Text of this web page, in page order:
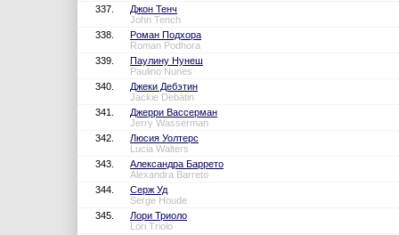
337.
Джон Тенч
John Tench
338.
Роман Подхора
Roman Podhora
339.
Паулину Нунеш
Paulino Nunes
340.
Джеки Дебэтин
Jackie Debatin
341.
Джерри Вассерман
Jerry Wasserman
342.
Люсия Уолтерс
Lucia Walters
343.
Александра Баррето
Alexandra Barreto
344.
Серж Уд
Serge Houde
345.
Лори Триоло
Lori Triolo